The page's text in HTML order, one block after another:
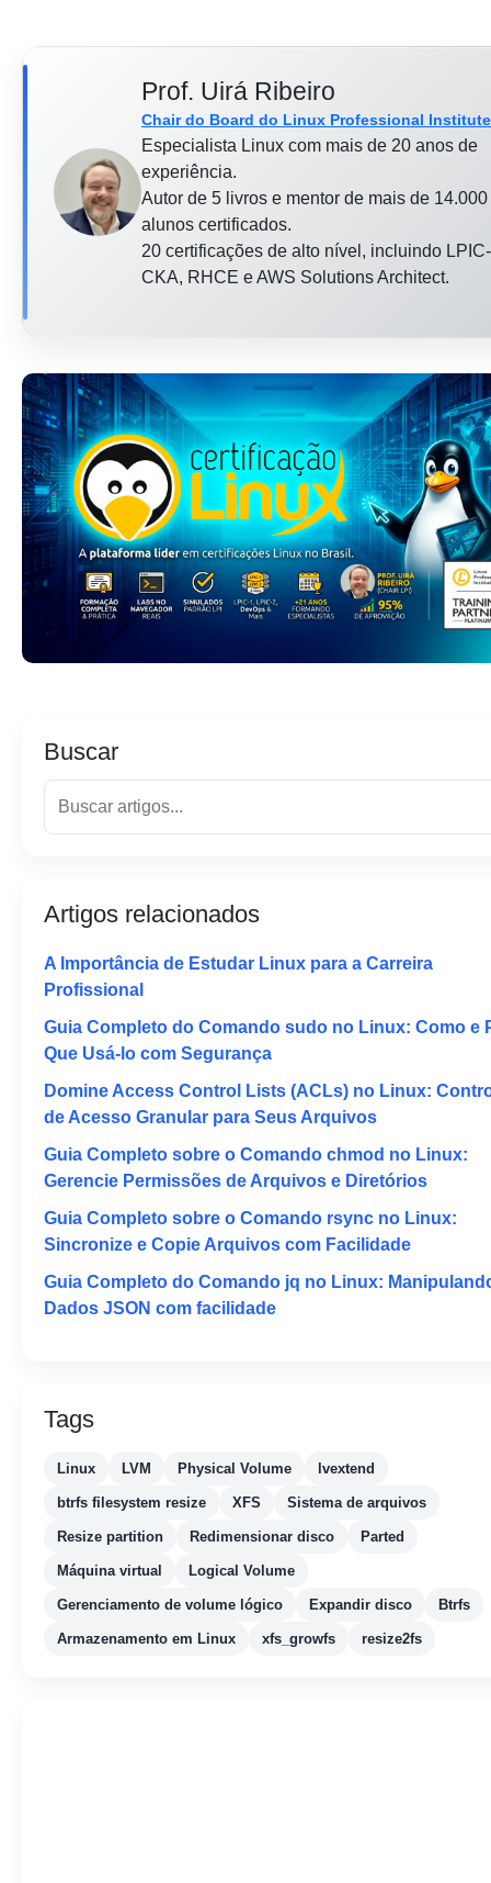
Prof. Uirá Ribeiro
Chair do Board do Linux Professional Institute
Especialista Linux com mais de 20 anos de
experiência.
Autor de 5 livros e mentor de mais de 14.000
alunos certificados.
20 certificações de alto nível, incluindo
CKA, RHCE e AWS Solutions Architect.
Buscar
Artigos relacionados
A Importância de Estudar Linux para a Carreira
Profissional
Guia Completo do Comando sudo no Linux: Como e
Que Usá-lo com Segurança
Domine Access Control Lists (ACLs) no Linux:
de Acesso Granular para Seus Arquivos
Guia Completo sobre o Comando chmod no Linux:
Gerencie Permissões de Arquivos e Diretórios
Guia Completo sobre o Comando rsync no Linux:
Sincronize e Copie Arquivos com Facilidade
Guia Completo do Comando jq no Linux:
Dados JSON com facilidade
Tags
Linux LVM Physical Volume lvextend
btrfs filesystem resize XFS Sistema de arquivos
Resize partition Redimensionar disco Parted
Máquina virtual Logical Volume
Gerenciamento de volume lógico Expandir disco Btrfs
Armazenamento em Linux xfs_growfs resize2fs